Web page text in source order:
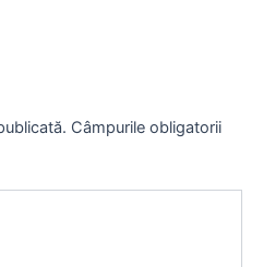
Câmpurile obligatorii